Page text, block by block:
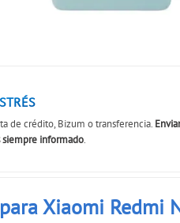
de crédito, Bizum o transferencia.
siempre informado.
Xiaomi Redmi